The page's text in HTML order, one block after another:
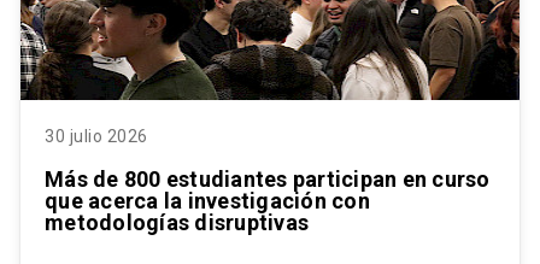
30 julio 2026
Más de 800 estudiantes participan en curso
que acerca la investigación con
metodologías disruptivas